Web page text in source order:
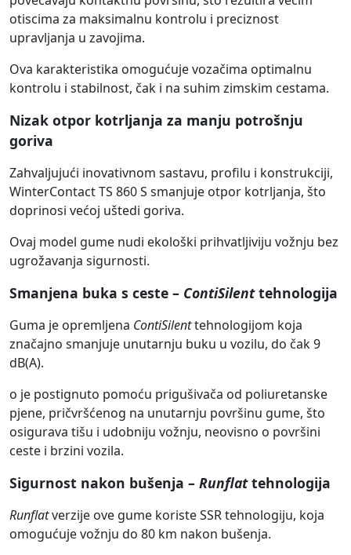
otiscima za maksimalnu kontrolu i preciznost
upravljanja u zavojima.
Ova karakteristika omogućuje vozačima optimalnu
kontrolu i stabilnost, čak i na suhim zimskim cestama.
Nizak otpor kotrljanja za manju potrošnju
goriva
Zahvaljujući inovativnom sastavu, profilu i konstrukciji,
WinterContact TS 860 S smanjuje otpor kotrljanja, što
doprinosi većoj uštedi goriva.
Ovaj model gume nudi ekološki prihvatljiviju vožnju bez
ugrožavanja sigurnosti.
Smanjena buka s ceste – ContiSilenttehnologija
Guma je opremljena ContiSilenttehnologijom koja
značajno smanjuje unutarnju buku u vozilu, do čak 9
dB(A).
o je postignuto pomoću prigušivača od poliuretanske
pjene, pričvršćenog na unutarnju površinu gume, što
osigurava tišu i udobniju vožnju, neovisno o površini
ceste i brzini vozila.
Sigurnost nakon bušenja – Runflattehnologija
Runflatverzije ove gume koriste SSR tehnologiju, koja
omogućuje vožnju do 80 km nakon bušenja.